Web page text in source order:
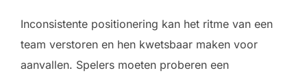
Inconsistente positionering kan het ritme van een
team verstoren en hen kwetsbaar maken voor
aanvallen. Spelers moeten proberen een